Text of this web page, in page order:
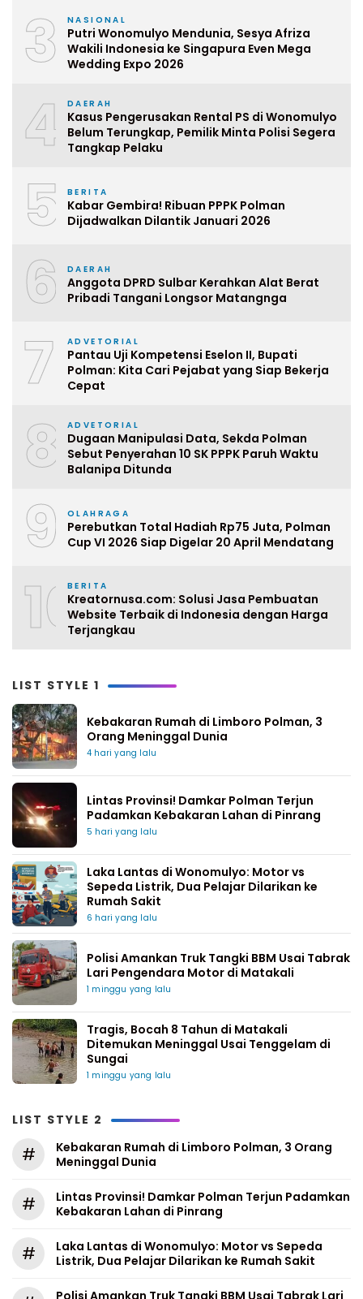
3 NASIONAL
Putri Wonomulyo Mendunia, Sesya Afriza
Wakili Indonesia ke Singapura Even Mega
Wedding Expo 2026
4 DAERAH
Kasus Pengerusakan Rental PS di Wonomulyo
Belum Terungkap, Pemilik Minta Polisi Segera
Tangkap Pelaku
5 BERITA
Kabar Gembira! Ribuan PPPK Polman
Dijadwalkan Dilantik Januari 2026
6 DAERAH
Anggota DPRD Sulbar Kerahkan Alat Berat
Pribadi Tangani Longsor Matangnga
7 ADVETORIAL
Pantau Uji Kompetensi Eselon II, Bupati
Polman: Kita Cari Pejabat yang Siap Bekerja
Cepat
8 ADVETORIAL
Dugaan Manipulasi Data, Sekda Polman
Sebut Penyerahan 10 SK PPPK Paruh Waktu
Balanipa Ditunda
9 OLAHRAGA
Perebutkan Total Hadiah Rp75 Juta, Polman
Cup VI 2026 Siap Digelar 20 April Mendatang
10BERITA
Kreatornusa.com: Solusi Jasa Pembuatan
Website Terbaik di Indonesia dengan Harga
Terjangkau
LIST STYLE 1
Kebakaran Rumah di Limboro Polman, 3
Orang Meninggal Dunia
4 hari yang lalu
Lintas Provinsi! Damkar Polman Terjun
Padamkan Kebakaran Lahan di Pinrang
5 hari yang lalu
Laka Lantas di Wonomulyo: Motor vs
Sepeda Listrik, Dua Pelajar Dilarikan ke
Rumah Sakit
6 hari yang lalu
Polisi Amankan Truk Tangki BBM Usai Tabrak
Lari Pengendara Motor di Matakali
1 minggu yang lalu
Tragis, Bocah 8 Tahun di Matakali
Ditemukan Meninggal Usai Tenggelam di
Sungai
1 minggu yang lalu
LIST STYLE 2
#
Kebakaran Rumah di Limboro Polman, 3 Orang
Meninggal Dunia
#
Lintas Provinsi! Damkar Polman Terjun Padamkan
Kebakaran Lahan di Pinrang
#
Laka Lantas di Wonomulyo: Motor vs Sepeda
Listrik, Dua Pelajar Dilarikan ke Rumah Sakit